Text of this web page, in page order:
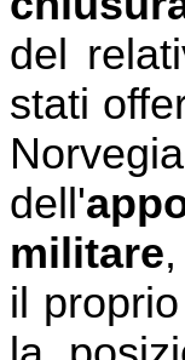
del
stati
dell'
militare
il